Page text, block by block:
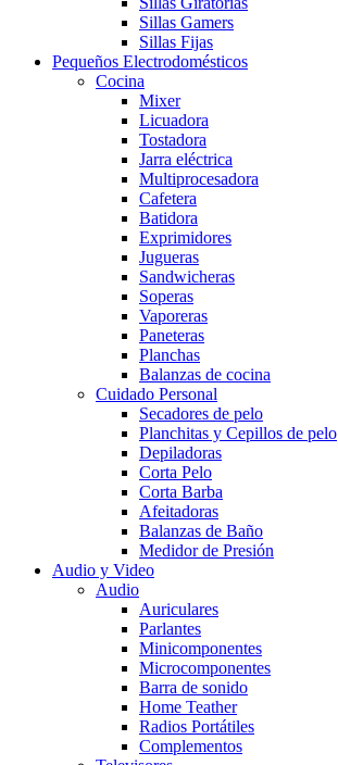
Sillas Gamers
Sillas Fijas
Pequeños Electrodomésticos
Cocina
Mixer
Licuadora
Tostadora
Jarra eléctrica
Multiprocesadora
Cafetera
Batidora
Exprimidores
Jugueras
Sandwicheras
Soperas
Vaporeras
Paneteras
Planchas
Balanzas de cocina
Cuidado Personal
Secadores de pelo
Planchitas y Cepillos de pelo
Depiladoras
Corta Pelo
Corta Barba
Afeitadoras
Balanzas de Baño
Medidor de Presión
Audio y Video
Audio
Auriculares
Parlantes
Minicomponentes
Microcomponentes
Barra de sonido
Home Teather
Radios Portátiles
Complementos